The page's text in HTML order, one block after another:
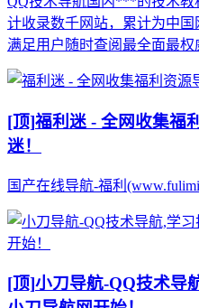
计收录数千网站，累计为中国
满足用户随时查阅最全面最权
[顶]福利迷 - 全网收集福
迷！
国产在线导航-福利
[顶]小刀导航-QQ技术导